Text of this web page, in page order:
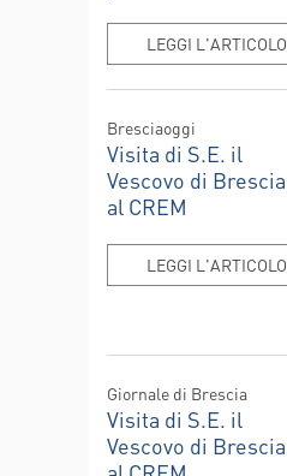
LEGGI L'ARTICOLO
Bresciaoggi
Visita di S.E. il
Vescovo di Brescia
al CREM
LEGGI L'ARTICOLO
Giornale di Brescia
Visita di S.E. il
Vescovo di Brescia